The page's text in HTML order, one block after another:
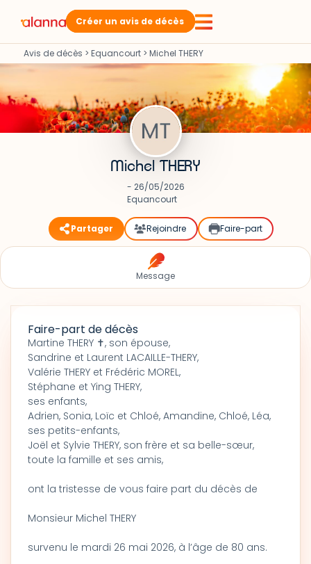
Créer un avis de décès
Avis de décès > Equancourt > Michel THERY
Michel THERY
- 26/05/2026
Equancourt
Partager Rejoindre Faire-part
Message
Faire-part de décès
Martine THERY ✝, son épouse,
Sandrine et Laurent LACAILLE-THERY,
Valérie THERY et Frédéric MOREL,
Stéphane et Ying THERY,
ses enfants,
Adrien, Sonia, Loïc et Chloé, Amandine, Chloé, Léa,
ses petits-enfants,
Joël et Sylvie THERY, son frère et sa belle-sœur,
toute la famille et ses amis,
ont la tristesse de vous faire part du décès de
Monsieur Michel THERY
survenu le mardi 26 mai 2026, à l’âge de 80 ans.